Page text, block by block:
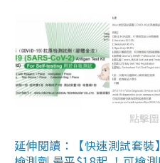
點擊
延伸閱讀：【快速測試套